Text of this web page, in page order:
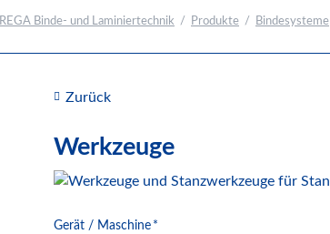
Bindesysteme
Bindematerial
Klebebindegeräte
Plastikbindegeräte
Draht-Plastik-Kombi
REGA Binde- und Laminiertechnik Produkte Bindesysteme
Zurück
Werkzeuge
Pflichtfeld
Gerät / Maschine *